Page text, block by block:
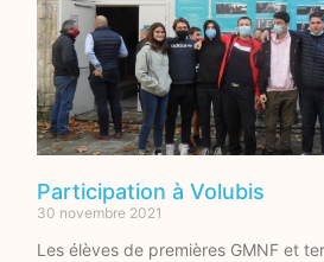
Participation à Volubis
30 novembre 2021
Les élèves de premières GMNF et